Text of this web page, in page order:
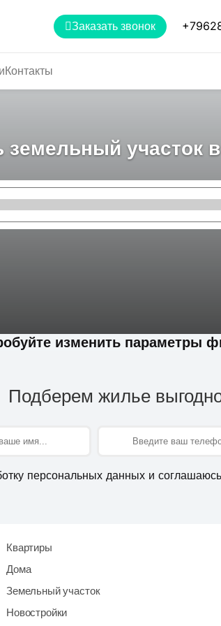
Заказать звонок
Контакты
земельный участок
изменить параметры
Подберем жилье
персональных данных и
Квартиры
Дома
Земельный участок
Новостройки